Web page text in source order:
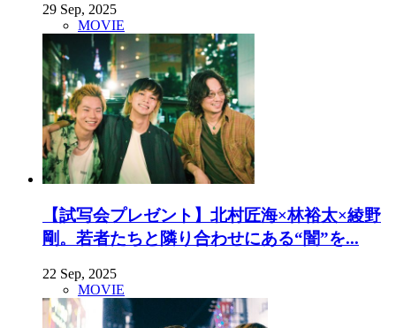
29 Sep, 2025
MOVIE
【試写会プレゼント】北村匠海×林裕太×綾野
剛。若者たちと隣り合わせにある“闇”を...
22 Sep, 2025
MOVIE